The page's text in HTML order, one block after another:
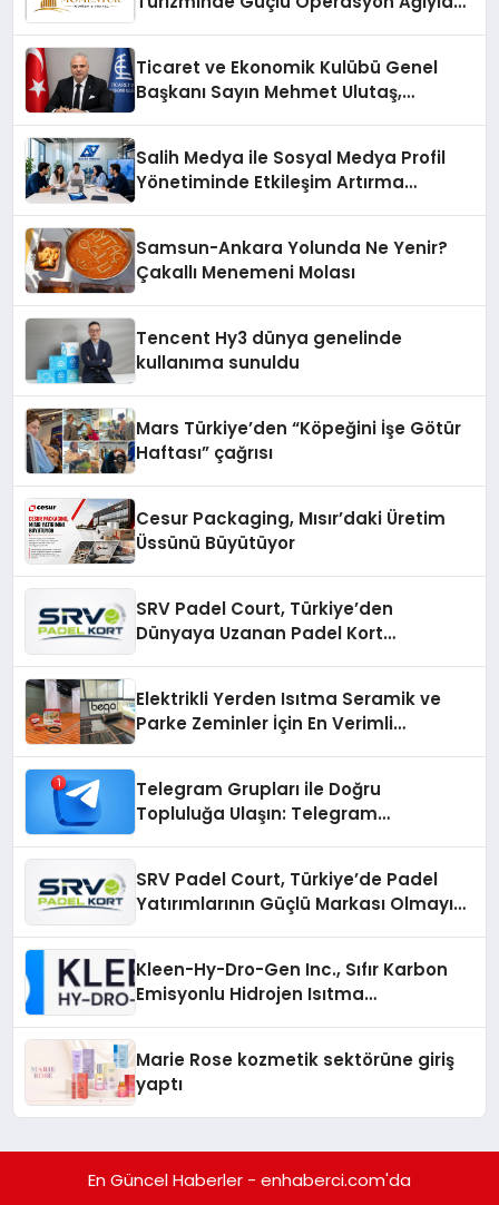
Ticaret ve Ekonomik Kulübü Genel
Başkanı Sayın Mehmet Ulutaş,
Salih Medya ile Sosyal Medya Profil
Yönetiminde Etkileşim Artırma
Samsun-Ankara Yolunda Ne Yenir?
Çakallı Menemeni Molası
Tencent Hy3 dünya genelinde
kullanıma sunuldu
Mars Türkiye’den “Köpeğini İşe Götür
Haftası” çağrısı
Cesur Packaging, Mısır’daki Üretim
Üssünü Büyütüyor
SRV Padel Court, Türkiye’den
Dünyaya Uzanan Padel Kort
Elektrikli Yerden Isıtma Seramik ve
Parke Zeminler İçin En Verimli
Telegram Grupları ile Doğru
Topluluğa Ulaşın: Telegram
SRV Padel Court, Türkiye’de Padel
Yatırımlarının Güçlü Markası Olmayı
Kleen-Hy-Dro-Gen Inc., Sıfır Karbon
Emisyonlu Hidrojen Isıtma
Marie Rose kozmetik sektörüne giriş
yaptı
En Güncel Haberler - enhaberci.com'da